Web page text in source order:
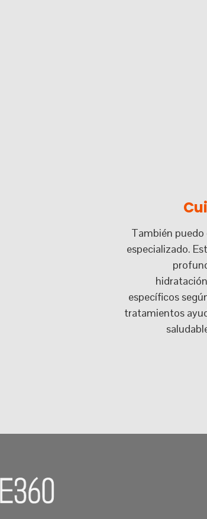
También
especializado.
específicos
tratamientos